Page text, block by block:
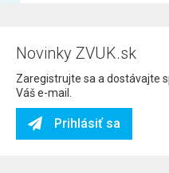
Novinky ZVUK.sk
Zaregistrujte sa a dostávajte
Váš e-mail.
Prihlásiť sa